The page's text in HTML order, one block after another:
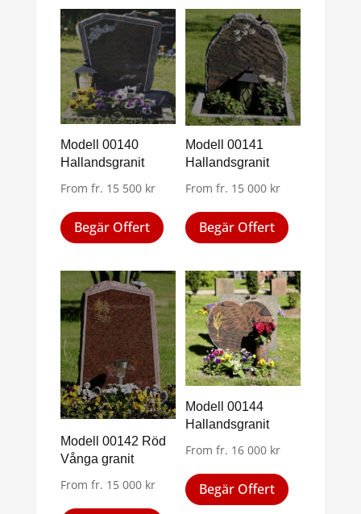
har
flera
varianter.
De
olika
alternativen
väljas
produktsidan
flera
varianter.
De
olika
alternativen
kan
Modell 00140
Hallandsgranit
From fr. 15 500 kr
Begär Offert
här
har
flera
varianter.
De
olika
alternativen
kan
väljas
på
produktsidan
Modell 00141
Hallandsgranit
From fr. 15 000 kr
Begär Offert
här
har
flera
varianter.
De
olika
alternativen
Modell 00142 Röd
Vånga granit
From fr. 15 000 kr
Modell 00144
Hallandsgranit
From fr. 16 000 kr
Begär Offert
här